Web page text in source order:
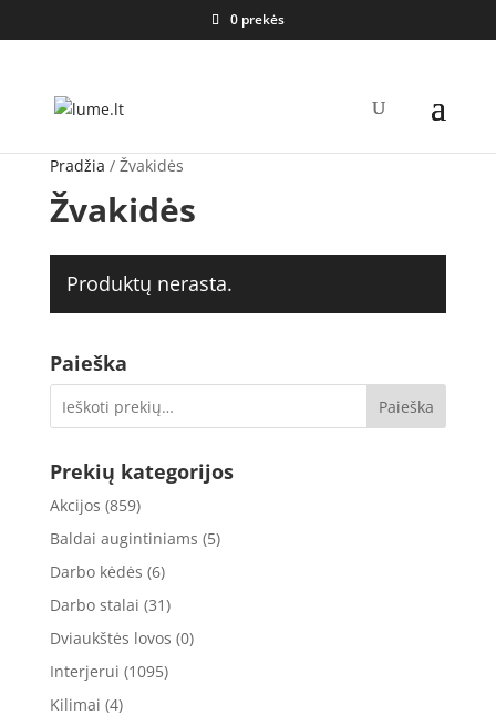
0 prekės
Pradžia / Žvakidės
Žvakidės
Produktų nerasta.
Paieška
Paieška
Prekių kategorijos
Akcijos (859)
Baldai augintiniams (5)
Darbo kėdės (6)
Darbo stalai (31)
Dviaukštės lovos (0)
Interjerui (1095)
Kilimai (4)